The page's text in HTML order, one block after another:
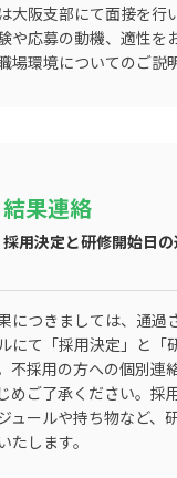
大阪支部にて面接を行
や応募の動機、適性を
場環境についてのご説
結果連絡
採用決定と研修開始日
につきましては、通過
にて「採用決定」と「
不採用の方への個別連
めご了承ください。採
ュールや持ち物など、
たします。